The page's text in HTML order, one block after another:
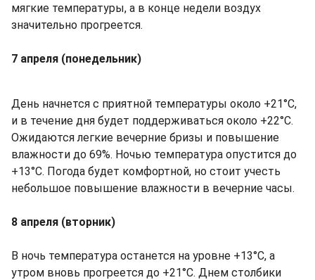
мягкие температуры, а в конце недели воздух
значительно прогреется.
7 апреля (понедельник)
День начнется с приятной температуры около +21°С,
и в течение дня будет поддерживаться около +22°С.
Ожидаются легкие вечерние бризы и повышение
влажности до 69%. Ночью температура опустится до
+13°С. Погода будет комфортной, но стоит учесть
небольшое повышение влажности в вечерние часы.
8 апреля (вторник)
В ночь температура останется на уровне +13°С, а
утром вновь прогреется до +21°С. Днем столбики